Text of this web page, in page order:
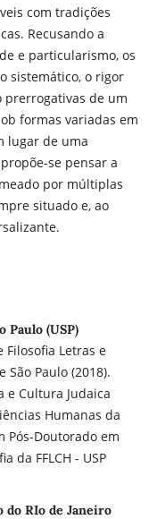
com tradições
Recusando a
e particularismo, os
sistemático, o rigor
prerrogativas de um
formas variadas em
lugar de uma
se pensar a
por múltiplas
situado e, ao
Paulo (USP)
Filosofia Letras e
Paulo (2018).
e Cultura Judaica
Humanas da
Pós-Doutorado em
da FFLCH - USP
do RIo de Janeiro